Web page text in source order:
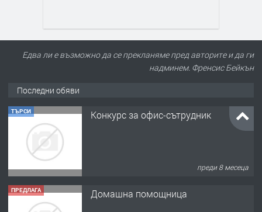
Едва ли е възможно да се прекланяме пред авторите и да ги
надминем. Френсис Бейкън
Последни обяви
ТЪРСИ Конкурс за офис-сътрудник
преди 8 месеца
ПРЕДЛАГА Домашна помощница